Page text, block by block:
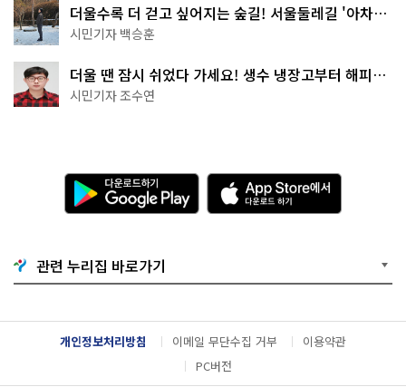
더울수록 더 걷고 싶어지는 숲길! 서울둘레길 '아차산
코스'
시민기자 백승훈
더울 땐 잠시 쉬었다 가세요! 생수 냉장고부터 해피소
·무더위쉼터까지
시민기자 조수연
다
운
로
기
G
o
g
l
e
A
p
p
e
서
다
운
관련 누리집 바로가기
개인정보처리방침 이메일 무단수집 거부
이용약관
PC버전